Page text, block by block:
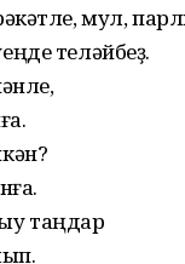
мул,
теләйбеҙ.
таңдар